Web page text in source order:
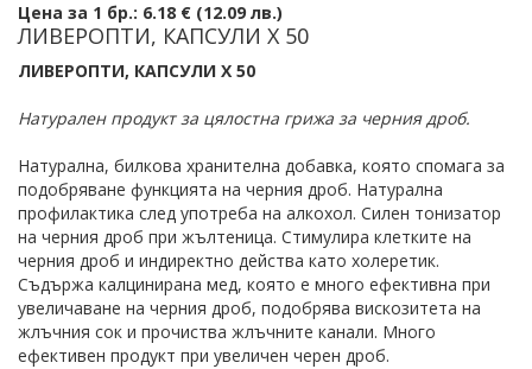
Цена за 1 бр.: 6.18 € (12.09 лв.)
ЛИВЕРОПТИ, КАПСУЛИ Х 50
ЛИВЕРОПТИ, КАПСУЛИ Х 50
Натурален продукт за цялостна грижа за черния дроб.
Натурална, билкова хранителна добавка, която спомага за
подобряване функцията на черния дроб. Натурална
профилактика след употреба на алкохол. Силен тонизатор
на черния дроб при жълтеница. Стимулира клетките на
черния дроб и индиректно действа като холеретик.
Съдържа калцинирана мед, която е много ефективна при
увеличаване на черния дроб, подобрява вискозитета на
жлъчния сок и прочиства жлъчните канали. Много
ефективен продукт при увеличен черен дроб.